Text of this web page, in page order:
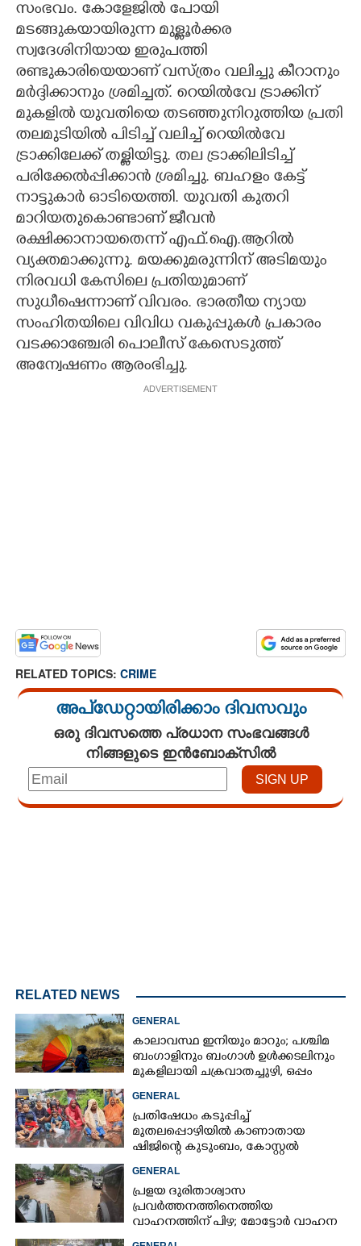
സംഭവം. കോളേജിൽ പോയി
മടങ്ങുകയായിരുന്ന മുള്ളൂർക്കര
സ്വദേശിനിയായ ഇരുപത്തി
രണ്ടുകാരിയെയാണ് വസ്ത്രം വലിച്ചു കീറാനും
മർദ്ദിക്കാനും ശ്രമിച്ചത്. റെയിൽവേ ട്രാക്കിന്
മുകളിൽ യുവതിയെ തടഞ്ഞുനിറുത്തിയ പ്രതി
തലമുടിയിൽ പിടിച്ച് വലിച്ച് റെയിൽവേ
ട്രാക്കിലേക്ക് തള്ളിയിട്ടു. തല ട്രാക്കിലിടിച്ച്
പരിക്കേൽപ്പിക്കാൻ ശ്രമിച്ചു. ബഹളം കേട്ട്
നാട്ടുകാർ ഓടിയെത്തി. യുവതി കുതറി
മാറിയതുകൊണ്ടാണ് ജീവൻ
രക്ഷിക്കാനായതെന്ന് എഫ്.ഐ.ആറിൽ
വ്യക്തമാക്കുന്നു. മയക്കുമരുന്നിന് അടിമയും
നിരവധി കേസിലെ പ്രതിയുമാണ്
സുധീഷെന്നാണ് വിവരം. ഭാരതീയ ന്യായ
സംഹിതയിലെ വിവിധ വകുപ്പുകൾ പ്രകാരം
വടക്കാഞ്ചേരി പൊലീസ് കേസെടുത്ത്
അന്വേഷണം ആരംഭിച്ചു.
ADVERTISEMENT
RELATED TOPICS: CRIME
അപ്ഡേറ്റായിരിക്കാം ദിവസവും
ഒരു ദിവസത്തെ പ്രധാന സംഭവങ്ങൾ
നിങ്ങളുടെ ഇൻബോക്സിൽ
RELATED NEWS
GENERAL
കാലാവസ്ഥ ഇനിയും മാറും; പശ്ചിമ
ബംഗാളിനും ബംഗാൾ ഉൾക്കടലിനും
മുകളിലായി ചക്രവാതച്ചുഴി, ഒപ്പം
കള്ളക്കടൽ പ്രതിഭാസം
GENERAL
പ്രതിഷേധം കടുപ്പിച്ച്
മുതലപ്പൊഴിയിൽ കാണാതായ
ഷിജിന്റെ കുടുംബം, കോസ്റ്റൽ
പൊലീസ് സ്റ്റേഷനുമുന്നിൽ
കുത്തിയിരിക്കുന്നു
GENERAL
പ്രളയ ദുരിതാശ്വാസ
പ്രവർത്തനത്തിനെത്തിയ
വാഹനത്തിന് പിഴ; മോട്ടോർ വാഹന
വകുപ്പ് ഉദ്യോഗസ്ഥന് സസ്പെൻഷൻ